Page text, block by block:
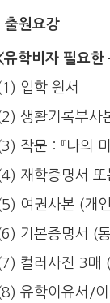
출원요강
유학비자 필요한
입학 원서
생활기록부사
작문：『나의
재학증명서
여권사본 (개
기본증명서 (
컬러사진 3매
유학이유서/